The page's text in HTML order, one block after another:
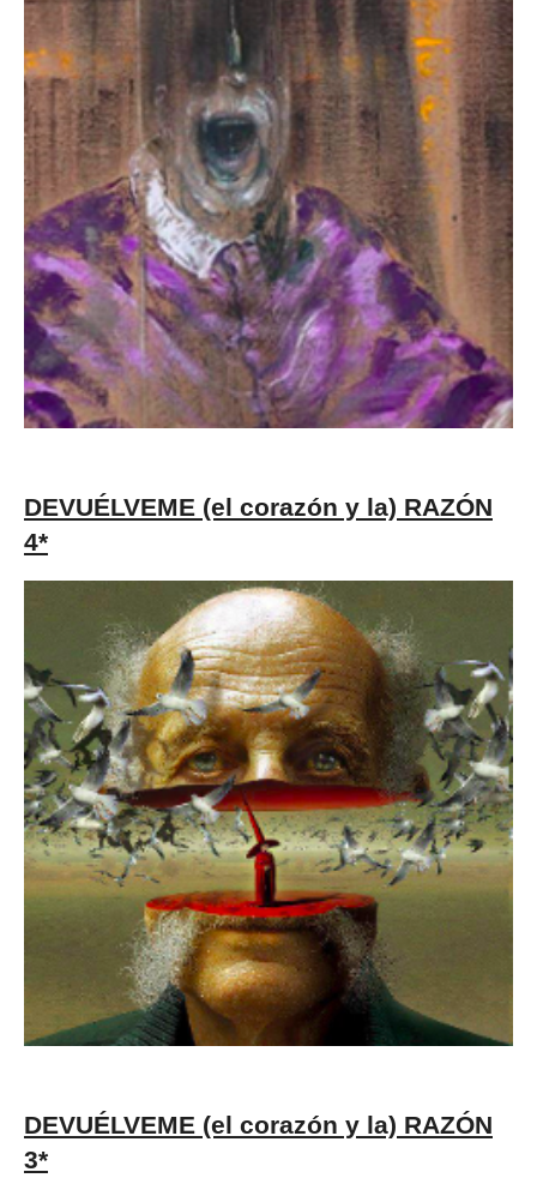
DEVUÉLVEME (el corazón y la) RAZÓN
4*
DEVUÉLVEME (el corazón y la) RAZÓN
3*